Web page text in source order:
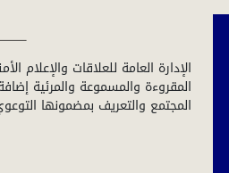
الإدارة العامة للعلاقات والإعلام
المقروءة والمسموعة والمرئية
المجتمع والتعريف بمضمونها